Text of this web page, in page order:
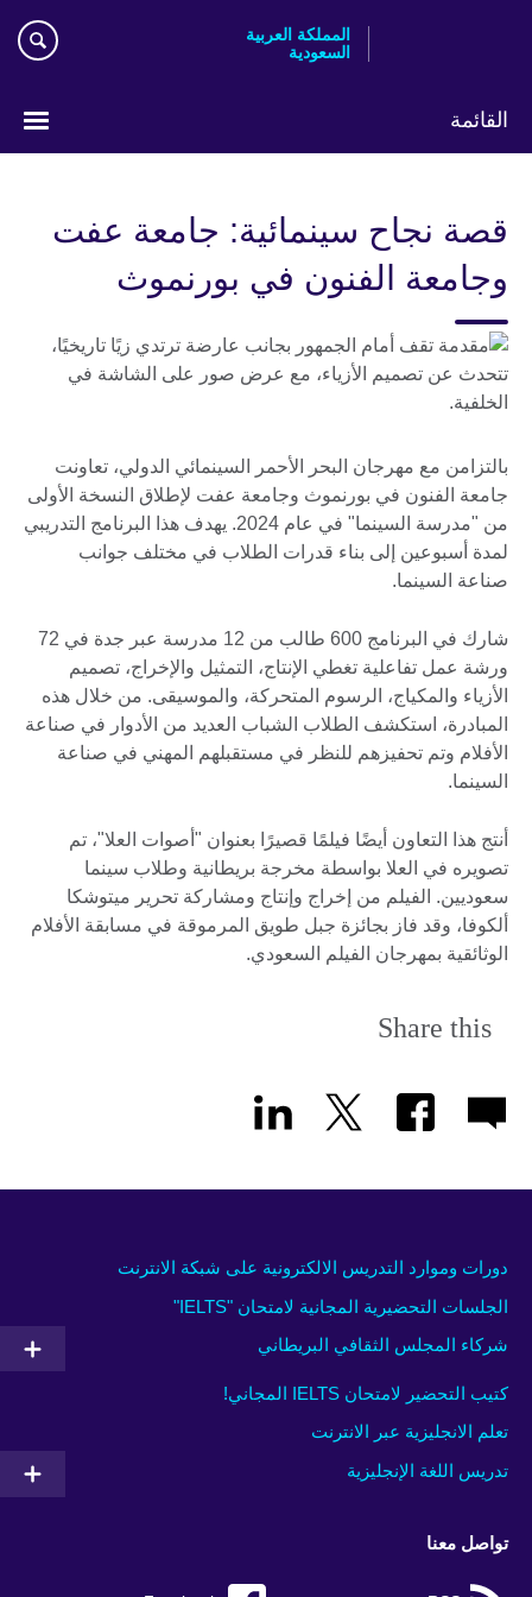
المملكة العربية
السعودية
القائمة
قصة نجاح سينمائية: جامعة عفت
وجامعة الفنون في بورنموث
بالتزامن مع مهرجان البحر الأحمر السينمائي الدولي، تعاونت
جامعة الفنون في بورنموث وجامعة عفت لإطلاق النسخة الأولى
من "مدرسة السينما" في عام 2024. يهدف هذا البرنامج التدريبي
لمدة أسبوعين إلى بناء قدرات الطلاب في مختلف جوانب
صناعة السينما.
شارك في البرنامج 600 طالب من 12 مدرسة عبر جدة في 72
ورشة عمل تفاعلية تغطي الإنتاج، التمثيل والإخراج، تصميم
الأزياء والمكياج، الرسوم المتحركة، والموسيقى. من خلال هذه
المبادرة، استكشف الطلاب الشباب العديد من الأدوار في صناعة
الأفلام وتم تحفيزهم للنظر في مستقبلهم المهني في صناعة
السينما.
أنتج هذا التعاون أيضًا فيلمًا قصيرًا بعنوان "أصوات العلا"، تم
تصويره في العلا بواسطة مخرجة بريطانية وطلاب سينما
سعوديين. الفيلم من إخراج وإنتاج ومشاركة تحرير ميتوشكا
ألكوفا، وقد فاز بجائزة جبل طويق المرموقة في مسابقة الأفلام
الوثائقية بمهرجان الفيلم السعودي.
Share this
دورات وموارد التدريس الالكترونية على شبكة الانترنت
الجلسات التحضيرية المجانية لامتحان "IELTS"
شركاء المجلس الثقافي البريطاني
كتيب التحضير لامتحان IELTS المجاني!
تعلم الانجليزية عبر الانترنت
تدريس اللغة الإنجليزية
تواصل معنا